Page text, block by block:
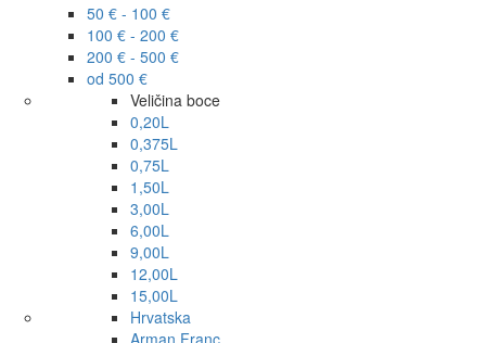
50 € - 100 €
100 € - 200 €
200 € - 500 €
od 500 €
Veličina boce
0,20L
0,375L
0,75L
1,50L
3,00L
6,00L
9,00L
12,00L
15,00L
Hrvatska